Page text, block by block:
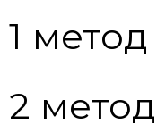
1
2